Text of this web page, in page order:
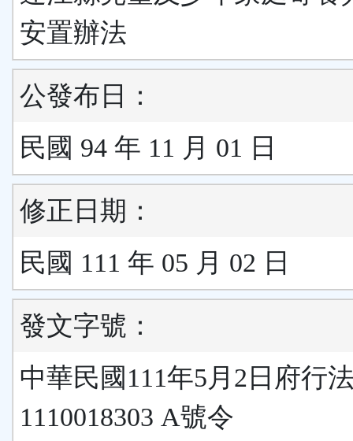
安置辦法
公發布日：
民國 94 年 11 月 01 日
修正日期：
民國 111 年 05 月 02 日
發文字號：
中華民國111年5月2日府行
1110018303 A號令